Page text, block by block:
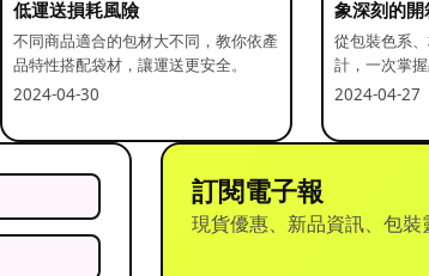
低運送損耗風險
不同商品適合的包材大不同，教你依產
品特性搭配袋材，讓運送更安全。
2024-04-30
象深刻的
從包裝色系
計，一次掌
2024-04-27
訂閱電子報
現貨優惠、新品資訊、包裝